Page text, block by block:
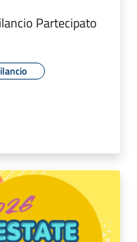
Partecipato